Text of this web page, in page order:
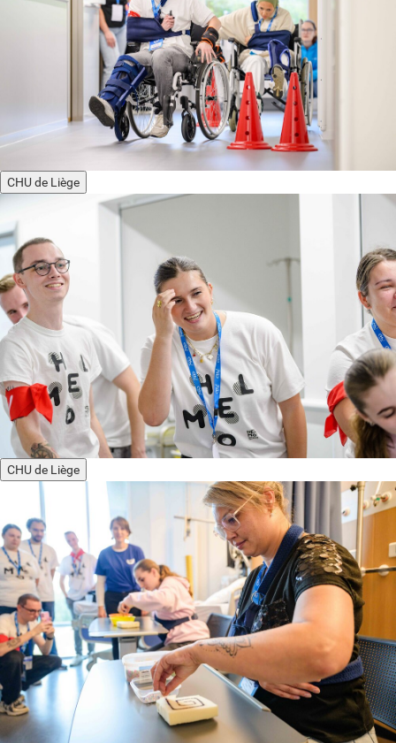
CHU de Liège
CHU de Liège